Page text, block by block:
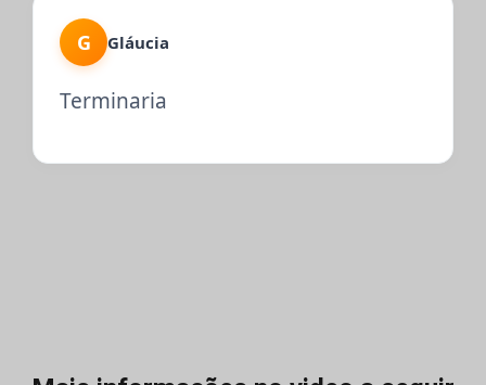
G Gláucia
Terminaria